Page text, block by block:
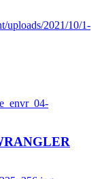
uploads/2021/10/1-